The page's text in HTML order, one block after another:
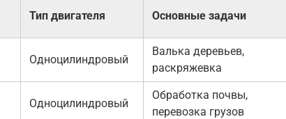
Тип двигателя Основные задачи
Одноцилиндровый
Валька деревьев,
раскряжевка
Одноцилиндровый
Обработка почвы,
перевозка грузов